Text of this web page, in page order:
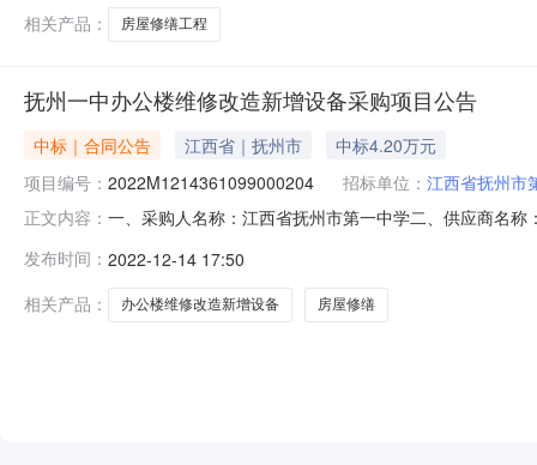
相关产品：
房屋修缮工程
抚州一中办公楼维修改造新增设备采购项目公告
中标｜合同公告 江西省｜抚州市
中标4.20万元
项目编号： 2022M1214361099000204 招标单位： 江西省抚州市
正文内容： 一、采购人名称：江西省抚州市第一中学二、供应商名
1.00155155服务要求或标的基本概况：七、其它事项：/
发布时间： 2022-12-14 17:50
相关产品：
办公楼维修改造新增设备 房屋修缮